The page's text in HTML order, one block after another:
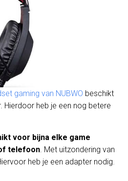
gaming van NUBWO beschikt
Hierdoor heb je een nog betere
voor bijna elke game
telefoon. Met uitzondering van
heb je een adapter nodig.